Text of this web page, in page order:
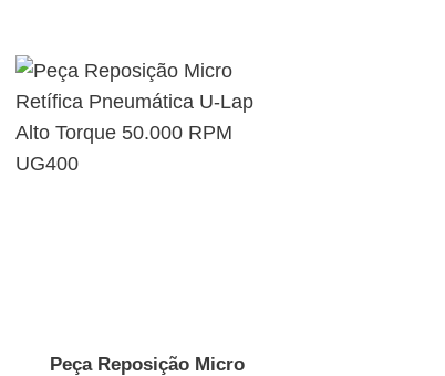
Peça Reposição Micro